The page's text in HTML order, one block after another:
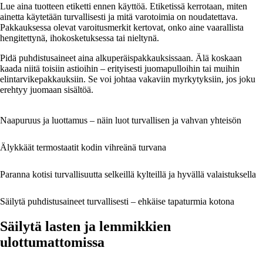
Lue aina tuotteen etiketti ennen käyttöä. Etiketissä kerrotaan, miten
ainetta käytetään turvallisesti ja mitä varotoimia on noudatettava.
Pakkauksessa olevat varoitusmerkit kertovat, onko aine vaarallista
hengitettynä, ihokosketuksessa tai nieltynä.
Pidä puhdistusaineet aina alkuperäispakkauksissaan. Älä koskaan
kaada niitä toisiin astioihin – erityisesti juomapulloihin tai muihin
elintarvikepakkauksiin. Se voi johtaa vakaviin myrkytyksiin, jos joku
erehtyy juomaan sisältöä.
Naapuruus ja luottamus – näin luot turvallisen ja vahvan yhteisön
Älykkäät termostaatit kodin vihreänä turvana
Paranna kotisi turvallisuutta selkeillä kylteillä ja hyvällä valaistuksella
Säilytä puhdistusaineet turvallisesti – ehkäise tapaturmia kotona
Säilytä lasten ja lemmikkien
ulottumattomissa